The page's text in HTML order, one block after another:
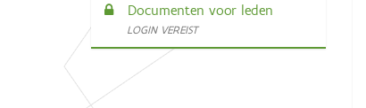
Documenten voor leden
LOGIN VEREIST